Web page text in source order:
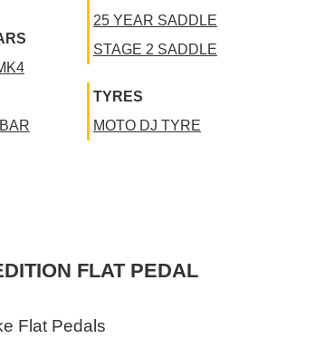
25 YEAR SADDLE
STAGE 2 SADDLE
TYRES
MOTO DJ TYRE
FLAT PEDAL
Flat Pedals